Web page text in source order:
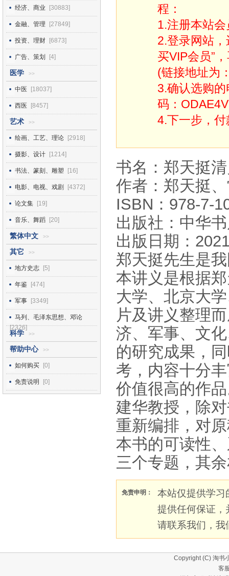
经济、商业 [30883]
金融、管理 [27849]
投资、理财 [6873]
广告、策划 [4]
医学 >>
中医 [18037]
西医 [8457]
艺术 >>
绘画、工艺、理论 [2918]
摄影、设计 [1214]
书法、篆刻、雕塑 [16]
电影、电视、戏剧 [4372]
论文集 [19]
音乐、舞蹈 [20]
繁体中文 >>
其它 >>
地方史志 [5]
年鉴 [474]
军事 [3349]
马列、毛泽东思想、邓论
[2326]
科学 >>
帮助中心 >>
如何购买 [0]
免责说明 [0]
程：
1.注册本站会
2.登录网站，
买VIP会员”
(链接地址为
3.确认选购
码：
4.下一步，
书名：郑天挺
作者：郑天挺
ISBN：978-7-
出版社：中华
出版日期：
郑天挺先生是
本讲义是根据
大学、北京大
片及讲义整理
济、军事、文
的研究成果，
考，内容十分
价值很高的作
建华教授，除
重新编排，对
本书的可读性
三个专题，其
免责申明：
本站仅提供学习
提供任何保证，
请联系我们，我
Copyright (C) 淘书
客